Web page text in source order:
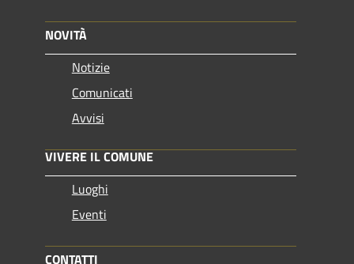
NOVITÀ
Notizie
Comunicati
Avvisi
VIVERE IL COMUNE
Luoghi
Eventi
CONTATTI